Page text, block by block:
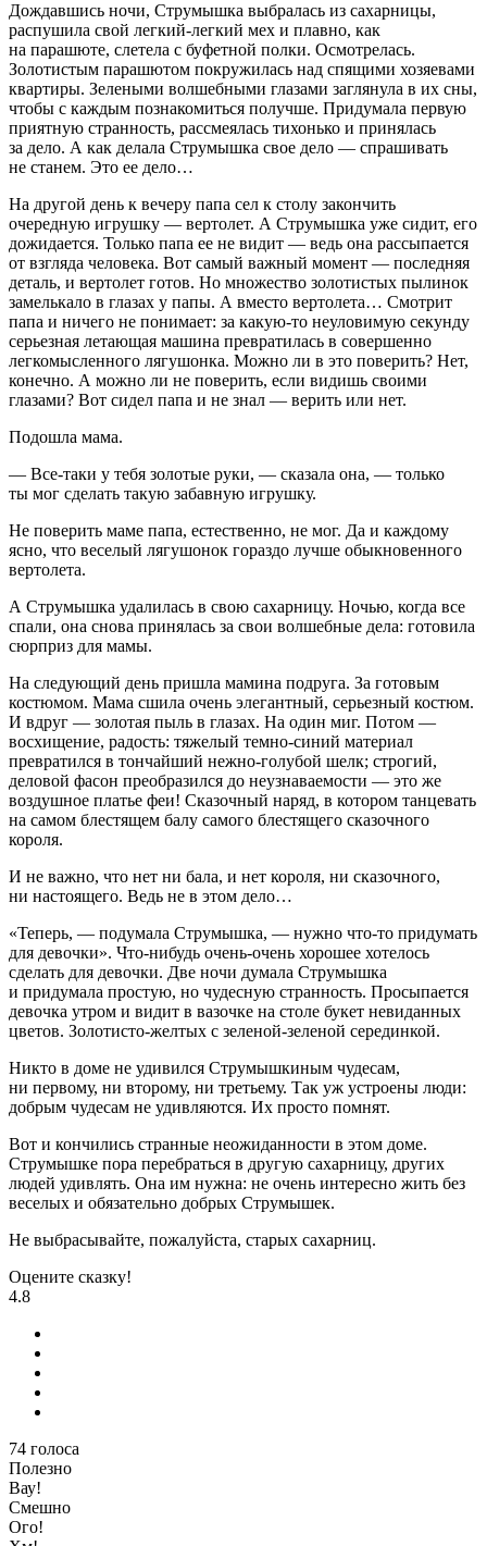
Дождавшись ночи, Струмышка выбралась из сахарницы,
распушила свой легкий-легкий мех и плавно, как
на парашюте, слетела с буфетной полки. Осмотрелась.
Золотистым парашютом покружилась над спящими хозяевами
квартиры. Зелеными волшебными глазами заглянула в их сны,
чтобы с каждым познакомиться получше. Придумала первую
приятную странность, рассмеялась тихонько и принялась
за дело. А как делала Струмышка свое дело — спрашивать
не станем. Это ее дело…
На другой день к вечеру папа сел к столу закончить
очередную игрушку — вертолет. А Струмышка уже сидит, его
дожидается. Только папа ее не видит — ведь она рассыпается
от взгляда человека. Вот самый важный момент — последняя
деталь, и вертолет готов. Но множество золотистых пылинок
замелькало в глазах у папы. А вместо вертолета… Смотрит
папа и ничего не понимает: за какую-то неуловимую секунду
серьезная летающая машина превратилась в совершенно
легкомысленного лягушонка. Можно ли в это поверить? Нет,
конечно. А можно ли не поверить, если видишь своими
глазами? Вот сидел папа и не знал — верить или нет.
Подошла мама.
— Все-таки у тебя золотые руки, — сказала она, — только
ты мог сделать такую забавную игрушку.
Не поверить маме папа, естественно, не мог. Да и каждому
ясно, что веселый лягушонок гораздо лучше обыкновенного
вертолета.
А Струмышка удалилась в свою сахарницу. Ночью, когда все
спали, она снова принялась за свои волшебные дела: готовила
сюрприз для мамы.
На следующий день пришла мамина подруга. За готовым
костюмом. Мама сшила очень элегантный, серьезный костюм.
И вдруг — золотая пыль в глазах. На один миг. Потом —
восхищение, радость: тяжелый темно-синий материал
превратился в тончайший нежно-голубой шелк; строгий,
деловой фасон преобразился до неузнаваемости — это же
воздушное платье феи! Сказочный наряд, в котором танцевать
на самом блестящем балу самого блестящего сказочного
короля.
И не важно, что нет ни бала, и нет короля, ни сказочного,
ни настоящего. Ведь не в этом дело…
«Теперь, — подумала Струмышка, — нужно что-то придумать
для девочки». Что-нибудь очень-очень хорошее хотелось
сделать для девочки. Две ночи думала Струмышка
и придумала простую, но чудесную странность. Просыпается
девочка утром и видит в вазочке на столе букет невиданных
цветов. Золотисто-желтых с зеленой-зеленой серединкой.
Никто в доме не удивился Струмышкиным чудесам,
ни первому, ни второму, ни третьему. Так уж устроены люди:
добрым чудесам не удивляются. Их просто помнят.
Вот и кончились странные неожиданности в этом доме.
Струмышке пора перебраться в другую сахарницу, других
людей удивлять. Она им нужна: не очень интересно жить без
веселых и обязательно добрых Струмышек.
Не выбрасывайте, пожалуйста, старых сахарниц.
Оцените сказку!
4.8
74 голоса
Полезно
Вау!
Смешно
Ого!